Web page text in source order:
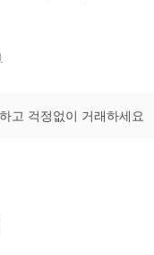
고 걱정없이 거래하세요